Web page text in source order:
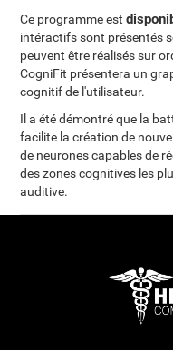
Ce programme est
intéractifs sont présentés
peuvent être réalisés sur
CogniFit présentera un
cognitif de l'utilisateur.
Il a été démontré que la
facilite la création de
de neurones capables de
des zones cognitives les
auditive.